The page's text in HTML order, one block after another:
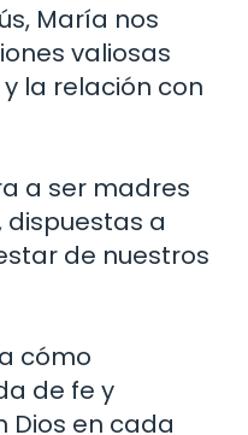
María nos
valiosas
la relación con
a ser madres
a
de nuestros
cómo
de fe y
Dios en cada